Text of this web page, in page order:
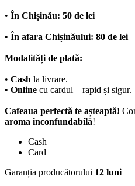
• În Chișinău: 50 de lei
• În afara Chișinăului: 80 de lei
Modalități de plată:
• Cash la livrare.
• Online cu cardul – rapid și sigur.
Cafeaua perfectă te așteaptă!
aroma inconfundabilă!
Cash
Card
Garanția producătorului 12 luni